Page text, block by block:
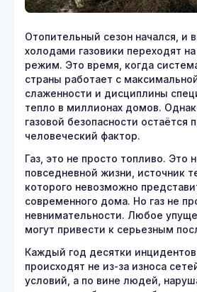
Отопительный сезон начался, и
холодами газовики переходят
режим. Это время, когда
страны работает с
слаженности и дисциплины
тепло в миллионах домов.
газовой безопасности остаётся
человеческий фактор.
Газ, это не просто топливо. Это
повседневной жизни, источник
которого невозможно
современного дома. Но газ не
невнимательности. Любое
могут привести к серьезным
Каждый год десятки инцидентов
происходят не из-за износа
условий, а по вине людей,